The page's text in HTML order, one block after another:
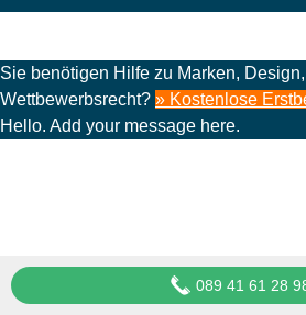
089 41 61 28
Sie benötigen Hilfe zu Marken,
Wettbewerbsrecht? » Kostenlose
Hello. Add your message here.